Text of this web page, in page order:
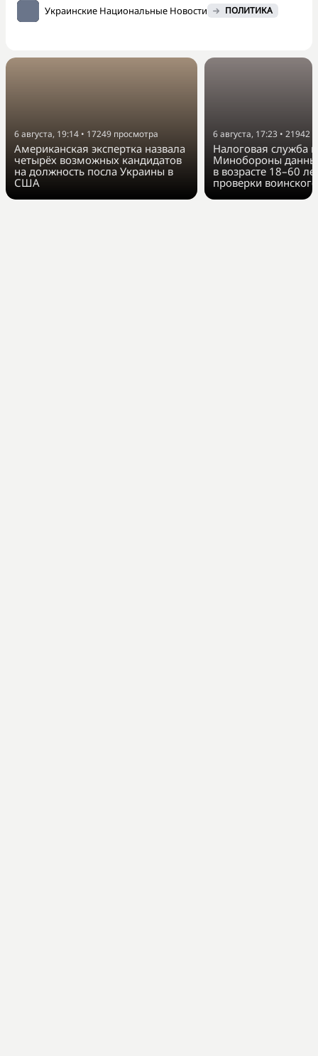
Украинские Национальные Новости ПОЛИТИКА
6 августа, 19:14 • 17249 просмотра
Американская экспертка назвала
четырёх возможных кандидатов
на должность посла Украины в
США
6 августа, 17:23 • 21942
Налоговая служба
Минобороны
в возрасте 18–60
проверки